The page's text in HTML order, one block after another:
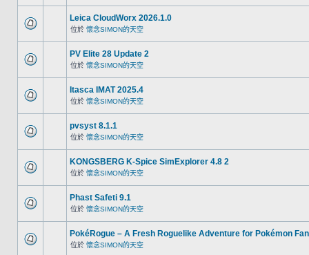
Leica CloudWorx 2026.1.0
位於 懷念SIMON的天空
PV Elite 28 Update 2
位於 懷念SIMON的天空
Itasca IMAT 2025.4
位於 懷念SIMON的天空
pvsyst 8.1.1
位於 懷念SIMON的天空
KONGSBERG K-Spice SimExplorer 4.8 2
位於 懷念SIMON的天空
Phast Safeti 9.1
位於 懷念SIMON的天空
PokéRogue – A Fresh Roguelike Adventure for Pokémon
位於 懷念SIMON的天空